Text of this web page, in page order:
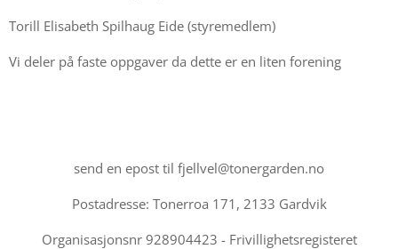
Torill Elisabeth Spilhaug Eide (styremedlem)
Vi deler på faste oppgaver da dette er en liten forening
send en epost til fjellvel@tonergarden.no
Postadresse: Tonerroa 171, 2133 Gardvik
Organisasjonsnr 928904423 - Frivillighetsregisteret